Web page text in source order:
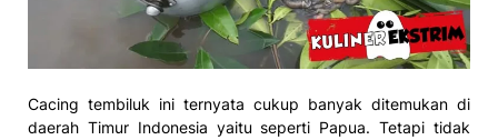
Cacing tembiluk ini ternyata cukup banyak ditemukan di
daerah Timur Indonesia yaitu seperti Papua. Tetapi tidak